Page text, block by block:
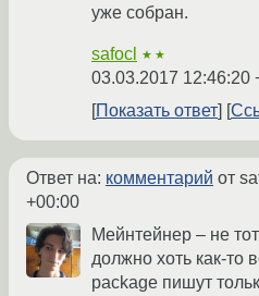
уже собран.
safocl ★★
03.03.2017 12:46:20
Показать ответ
Ответ на: комментарий от
+00:00
Мейнтейнер – не
должно хоть как-то
package пишут